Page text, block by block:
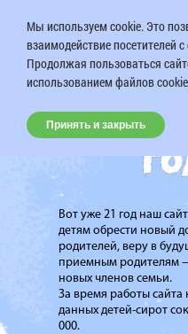
Вот уже 21 год наш
детям обрести новый
родителей, веру в
приемным родителям
новых членов семьи.
За время работы сайта
данных детей-сирот
000.
Мы используем cookie. Это
взаимодействие посетителей
Продолжая пользоваться
использованием файлов
Принять и закрыть